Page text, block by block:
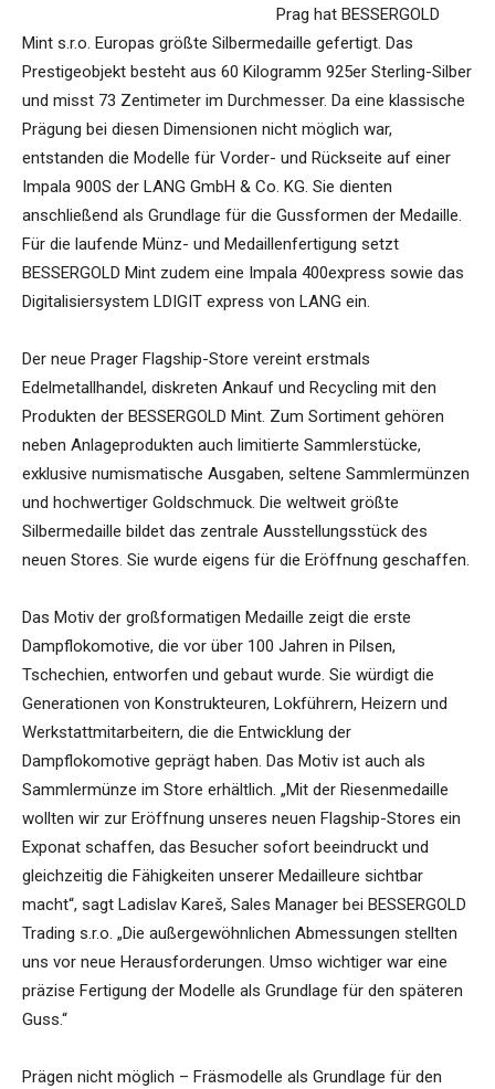
Prag hat BESSERGOLD
Mint s.r.o. Europas größte Silbermedaille gefertigt. Das
Prestigeobjekt besteht aus 60 Kilogramm 925er Sterling-Silber
und misst 73 Zentimeter im Durchmesser. Da eine klassische
Prägung bei diesen Dimensionen nicht möglich war,
entstanden die Modelle für Vorder- und Rückseite auf einer
Impala 900S der LANG GmbH & Co. KG. Sie dienten
anschließend als Grundlage für die Gussformen der Medaille.
Für die laufende Münz- und Medaillenfertigung setzt
BESSERGOLD Mint zudem eine Impala 400express sowie das
Digitalisiersystem LDIGIT express von LANG ein.
Der neue Prager Flagship-Store vereint erstmals
Edelmetallhandel, diskreten Ankauf und Recycling mit den
Produkten der BESSERGOLD Mint. Zum Sortiment gehören
neben Anlageprodukten auch limitierte Sammlerstücke,
exklusive numismatische Ausgaben, seltene Sammlermünzen
und hochwertiger Goldschmuck. Die weltweit größte
Silbermedaille bildet das zentrale Ausstellungsstück des
neuen Stores. Sie wurde eigens für die Eröffnung geschaffen.
Das Motiv der großformatigen Medaille zeigt die erste
Dampflokomotive, die vor über 100 Jahren in Pilsen,
Tschechien, entworfen und gebaut wurde. Sie würdigt die
Generationen von Konstrukteuren, Lokführern, Heizern und
Werkstattmitarbeitern, die die Entwicklung der
Dampflokomotive geprägt haben. Das Motiv ist auch als
Sammlermünze im Store erhältlich. „Mit der Riesenmedaille
wollten wir zur Eröffnung unseres neuen Flagship-Stores ein
Exponat schaffen, das Besucher sofort beeindruckt und
gleichzeitig die Fähigkeiten unserer Medailleure sichtbar
macht“, sagt Ladislav Kareš, Sales Manager bei BESSERGOLD
Trading s.r.o. „Die außergewöhnlichen Abmessungen stellten
uns vor neue Herausforderungen. Umso wichtiger war eine
präzise Fertigung der Modelle als Grundlage für den späteren
Guss.“
Prägen nicht möglich – Fräsmodelle als Grundlage für den